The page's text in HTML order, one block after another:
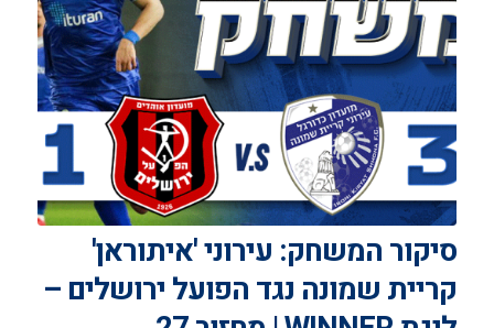
סיקור המשחק: עירוני 'איתוראן'
קריית שמונה נגד הפועל ירושלים –